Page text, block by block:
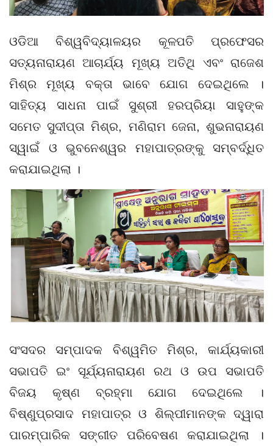
ଓଡିଆ ବିଶ୍ୱବିଦ୍ୟାଳୟର କୂଳପତି ପ୍ରଫେସର
ସତ୍ୟନାରାୟଣ ଆଚାର୍ଯ୍ୟ ମୂଖ୍ୟ ଅତିଥି ଏବଂ ରାଜେଶ
ମିଶ୍ର ମୂଖ୍ୟ ବକ୍ତା ଭାବେ ଯୋଗ ଦେଇଥିଲେ ।
ସାହିତ୍ୟ ସାଧନା ପାଇଁ ସୁଶ୍ରୀ ହରପ୍ରିୟା ସାହୁଙ୍କ
ସମେତ ସୁଦୀପ୍ତା ମିଶ୍ର, ମଣିରାମ ଜେନା, ଶୁଭନାରାୟଣ
ସ୍ୱାଇଁ ଓ ଭୁବନେଶ୍ୱର ମହାପାତ୍ରଙ୍କୁ ସମ୍ବର୍ଦ୍ଧିତ
କରାଯାଇଥିଲା ।
ସଂସଦର ସମ୍ପାଦକ ବିଶ୍ୱମିତ ମିଶ୍ର, କାର୍ଯ୍ୟକାରୀ
ସଭାପତି ଇଂ ସୂର୍ଯ୍ୟନାରାୟଣ ରଥ ଓ ଉପ ସଭାପତି
ବିଜୟ କୃଷ୍ଣ ବ୍ରହ୍ମା ଯୋଗ ଦେଇଥିଲେ ।
ବିଷ୍ଣୁପ୍ରସାଦ ମହାପାତ୍ର ଓ ଶିଲ୍ପୀମାନଙ୍କ ଦ୍ୱାରା
ପାରମ୍ପାରିକ ସଙ୍ଗୀତ ପରିବେଷଣ କରାଯାଇଥିଲା ।